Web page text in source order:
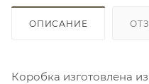
ОПИСАНИЕ
Коробка изготовлена